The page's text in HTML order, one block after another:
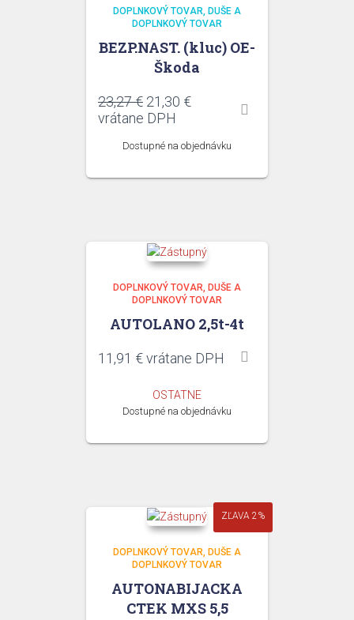
DOPLNKOVÝ TOVAR DUŠE A
DOPLNKOVÝ TOVAR
BEZP.NAST. (kluc) OE-
Škoda
23,27€ Pôvodná
cena
23,27 €.
21,30 €Aktuálna
21,30 €.
vrátane DPH
Dostupné na objednávku
DOPLNKOVÝ TOVAR DUŠE A
DOPLNKOVÝ TOVAR
AUTOLANO 2,5t-4t
11,91 €vrátane DPH
OSTATNE
Dostupné na objednávku
ZĽAVA 2%
DOPLNKOVÝ TOVAR DUŠE A
DOPLNKOVÝ TOVAR
AUTONABIJACKA
CTEK MXS 5,5